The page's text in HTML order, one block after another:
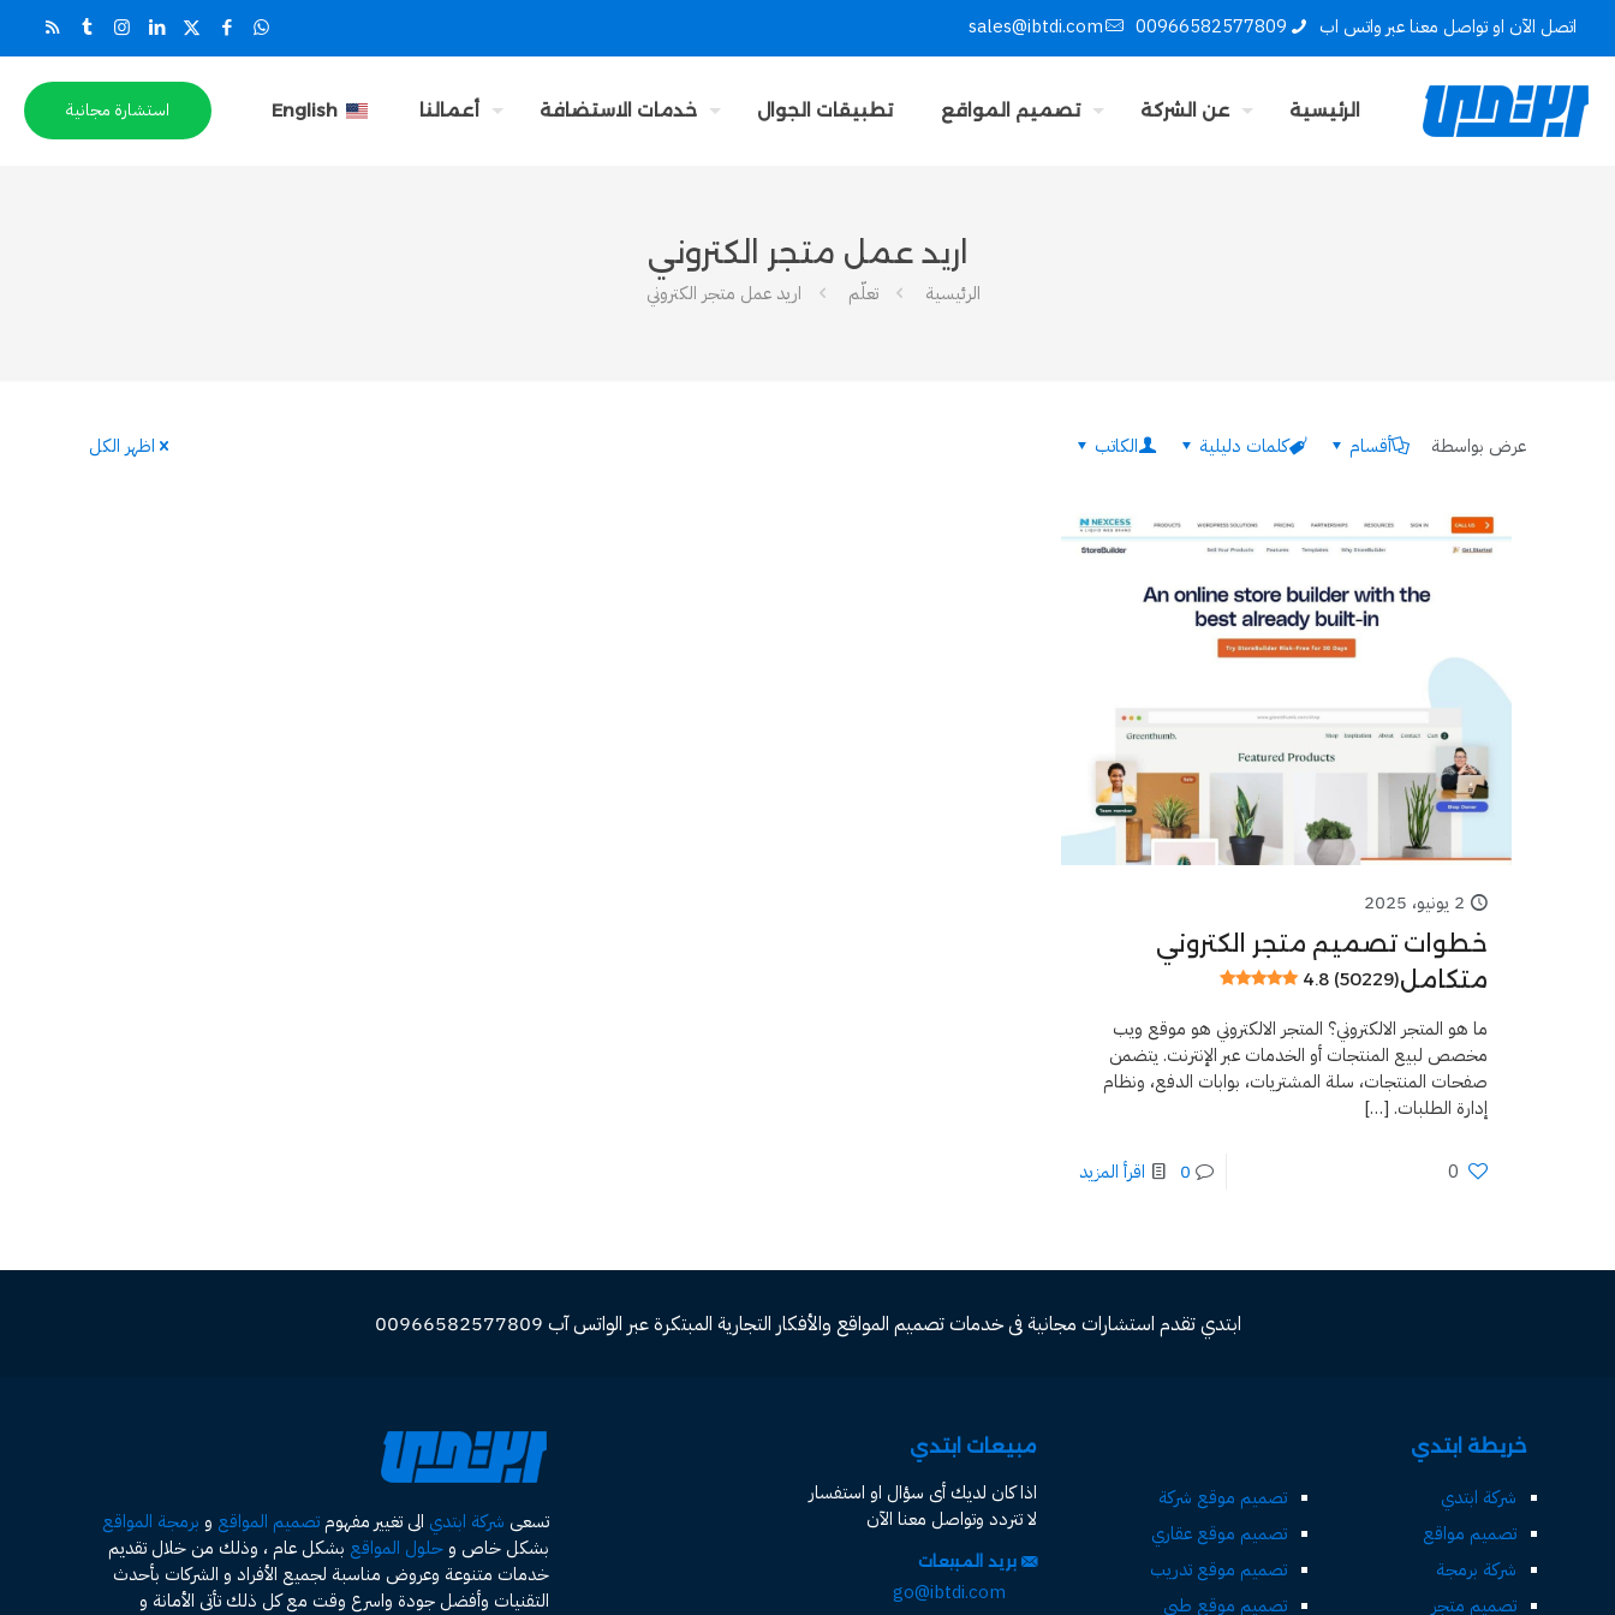
اتصل الآن او تواصل معنا عبر واتس اب 00966582577809
sales@ibtdi.com
الرئيسية عن الشركة تصميم المواقع تطبيقات الجوال خدمات الاستضافة أعمالنا English استشارة مجانية
اريد عمل متجر الكتروني
الرئيسية تعلّم اريد عمل متجر الكتروني
عرض بواسطة أقسام كلمات دليلية الكاتب اظهر الكل
2 يونيو، 2025
خطوات تصميم متجر الكتروني
متكامل4.8 (50229)
ما هو المتجر الالكتروني؟ المتجر الالكتروني هو موقع ويب
مخصص لبيع المنتجات أو الخدمات عبر الإنترنت. يتضمن
صفحات المنتجات، سلة المشتريات، بوابات الدفع، ونظام
إدارة الطلبات.[…]
0
0 اقرأ المزيد
ابتدي تقدم استشارات مجانية فى خدمات تصميم المواقع والأفكار التجارية المبتكرة عبر الواتس آب 00966582577809
خريطة ابتدي
شركة ابتدي
تصميم مواقع
شركة برمجة
تصميم متجر
تصميم موقع شركة
تصميم موقع عقاري
تصميم موقع تدريب
تصميم موقع طبي
مبيعات ابتدي
اذا كان لديك أى سؤال او استفسار
لا تتردد وتواصل معنا الآن
بريد المبيعات
go@ibtdi.com
تسعى شركة ابتدي الى تغيير مفهومتصميم المواقع و برمجة المواقع
بشكل خاص وحلول المواقع بشكل عام ، وذلك من خلال تقديم
خدمات متنوعة وعروض مناسبة لجميع الأفراد و الشركات بأحدث
التقنيات وأفضل جودة واسرع وقت مع كل ذلك تأتى الأمانة و